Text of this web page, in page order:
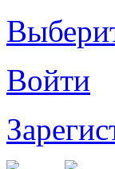
Войти